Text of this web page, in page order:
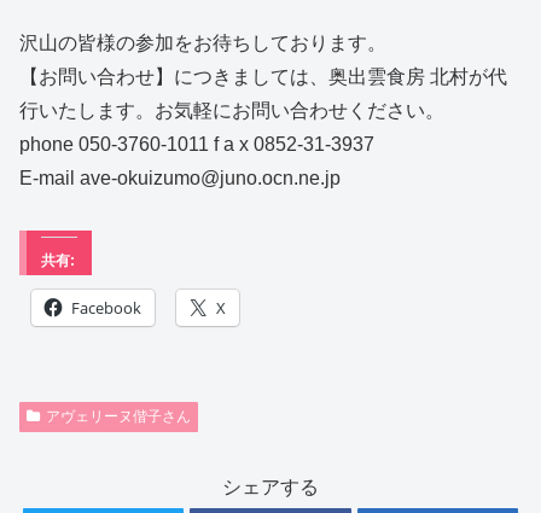
沢山の皆様の参加をお待ちしております。
【お問い合わせ】につきましては、奥出雲食房 北村が代
行いたします。お気軽にお問い合わせください。
phone 050-3760-1011 f a x 0852-31-3937
E-mail ave-okuizumo@juno.ocn.ne.jp
共有:
Facebook X
アヴェリーヌ偕子さん
シェアする